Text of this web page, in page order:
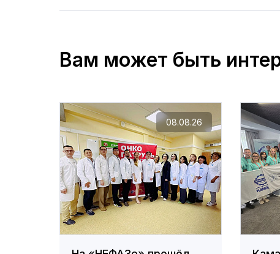
Вам может быть
08.08.26